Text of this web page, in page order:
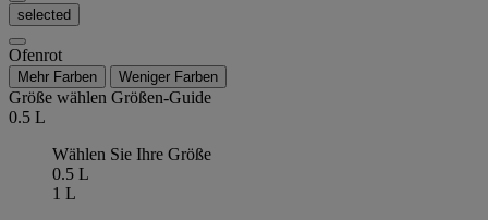
selected
Ofenrot
Mehr Farben Weniger Farben
Größe wählen Größen-Guide
0.5 L
Wählen Sie Ihre Größe
0.5 L
1 L